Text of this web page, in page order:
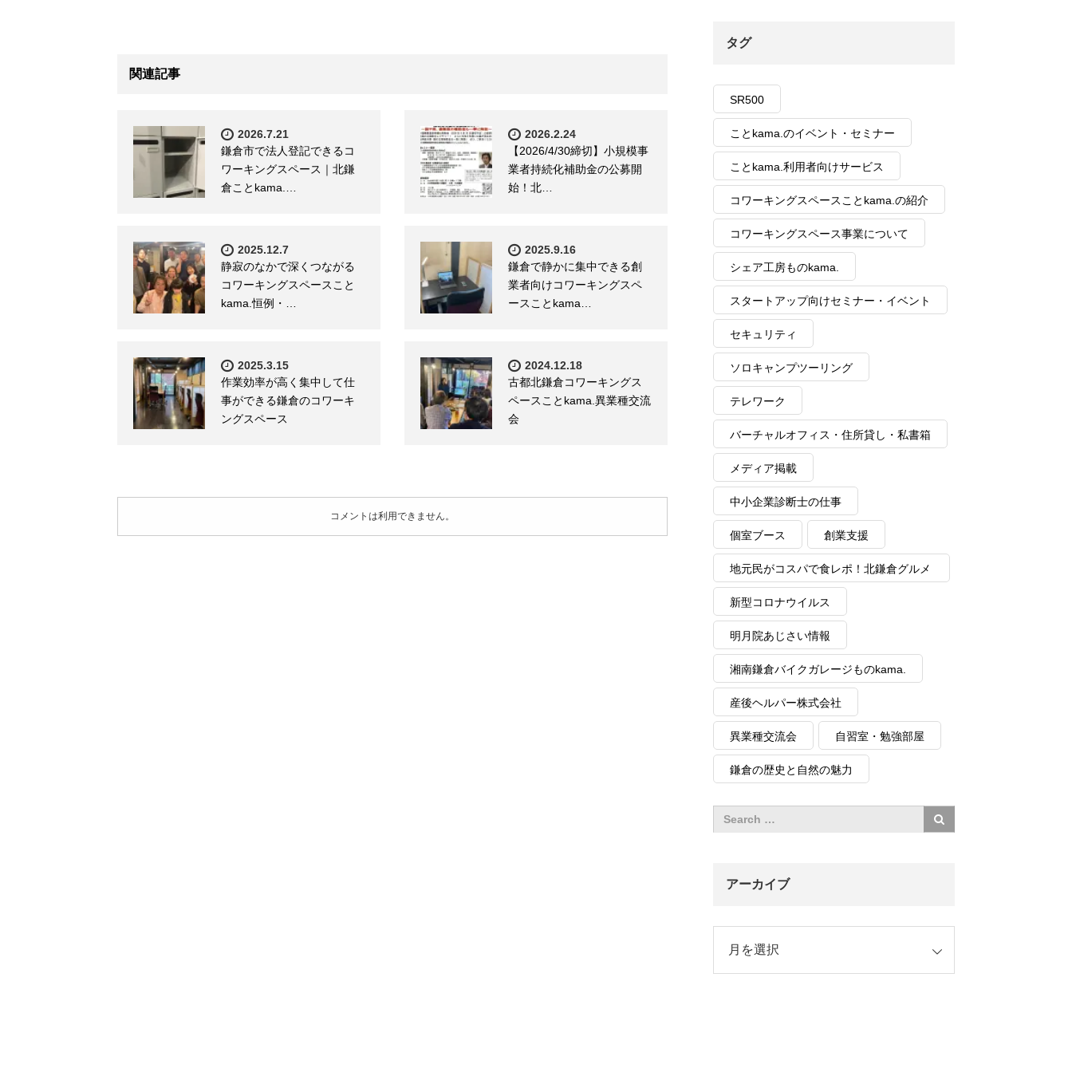
関連記事
2026.7.21
鎌倉市で法人登記できるコ
ワーキングスペース｜北鎌
倉ことkama.…
2026.2.24
【2026/4/30締切】小規模事
業者持続化補助金の公募開
始！北…
2025.12.7
静寂のなかで深くつながる
コワーキングスペースこと
kama.恒例・…
2025.9.16
鎌倉で静かに集中できる創
業者向けコワーキングスペ
ースことkama…
2025.3.15
作業効率が高く集中して仕
事ができる鎌倉のコワーキ
ングスペース
2024.12.18
古都北鎌倉コワーキングス
ペースことkama.異業種交流
会
コメントは利用できません。
タグ
SR500
ことkama.のイベント・セミナー
ことkama.利用者向けサービス
コワーキングスペースことkama.の紹介
コワーキングスペース事業について
シェア工房ものkama.
スタートアップ向けセミナー・イベント
セキュリティ
ソロキャンプツーリング
テレワーク
バーチャルオフィス・住所貸し・私書箱
メディア掲載
中小企業診断士の仕事
個室ブース 創業支援
地元民がコスパで食レポ！北鎌倉グルメ
情報
新型コロナウイルス
明月院あじさい情報
湘南鎌倉バイクガレージものkama.
産後ヘルパー株式会社
異業種交流会 自習室・勉強部屋
鎌倉の歴史と自然の魅力
アーカイブ